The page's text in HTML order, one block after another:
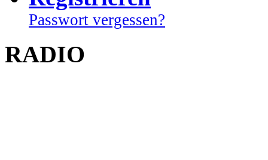
Passwort vergessen?
RADIO